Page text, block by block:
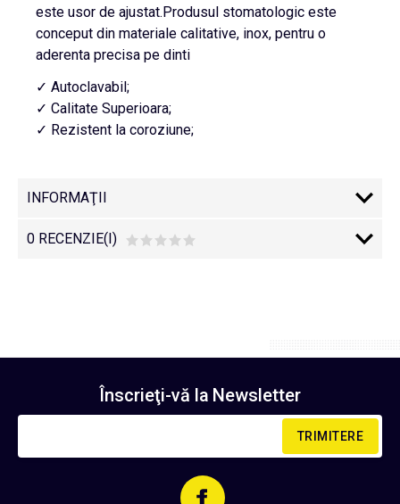
este usor de ajustat.Produsul stomatologic este
conceput din materiale calitative, inox, pentru o
aderenta precisa pe dinti
✓ Autoclavabil;
✓ Calitate Superioara;
✓ Rezistent la coroziune;
INFORMAŢII
0 RECENZIE(I)
Înscrieţi-vă la Newsletter
TRIMITERE